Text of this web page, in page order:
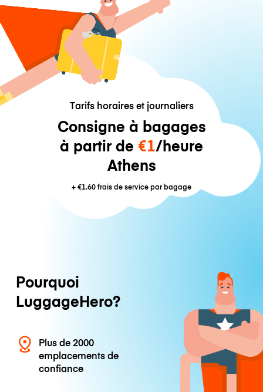
Tarifs horaires et journaliers
Consigne à bagages
à partir de €1/heure
Athens
+€1.60frais de service par bagage
Pourquoi
LuggageHero?
Plus de 2000
emplacements de
confiance